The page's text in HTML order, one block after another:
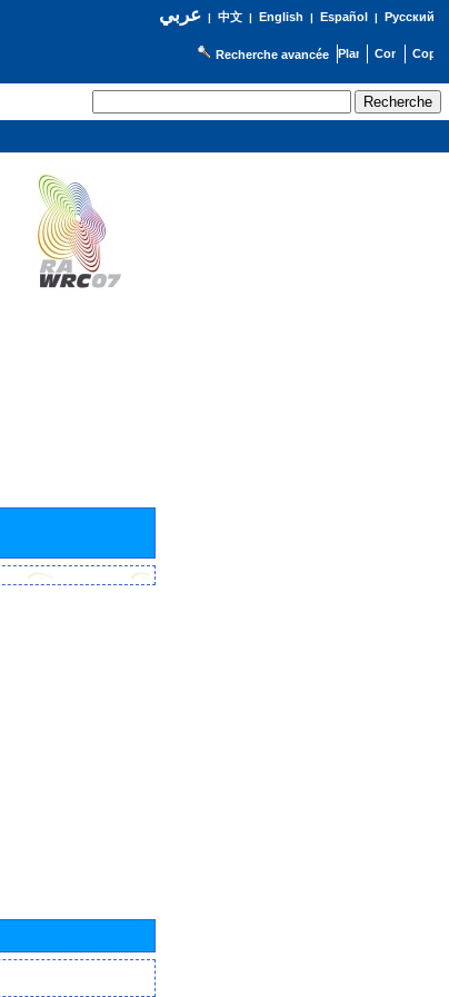
عربي| 中文| English | Español | Русский
Recherche avancée